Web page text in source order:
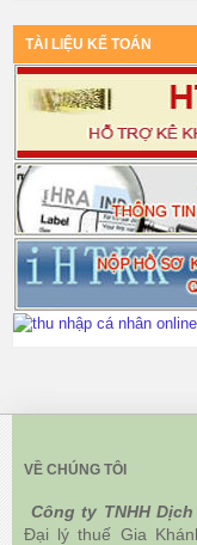
TÀI LIỆU KẾ TOÁN
VỀ CHÚNG TÔI
Công ty TNHH
Đại lý thuế Gia